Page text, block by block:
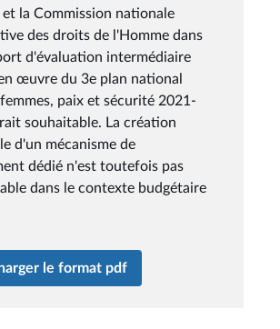
et la Commission nationale
des droits de l'Homme dans
d'évaluation intermédiaire
œuvre du 3e plan national
paix et sécurité 2021-
souhaitable. La création
d'un mécanisme de
dédié n'est toutefois pas
dans le contexte budgétaire
le format pdf